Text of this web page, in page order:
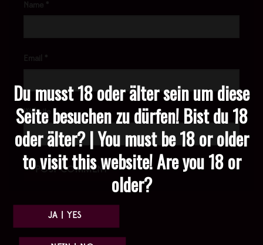
Du musst 18 oder älter sein um diese
Seite besuchen zu dürfen! Bist du 18
oder älter? | You must be 18 or older
to visit this website! Are you 18 or
older?
Name *
Email *
Website